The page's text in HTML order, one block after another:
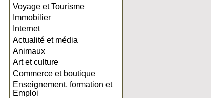
Voyage et Tourisme
Immobilier
Internet
Actualité et média
Animaux
Art et culture
Commerce et boutique
Enseignement, formation et
Emploi